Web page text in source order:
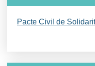
Pacte Civil de